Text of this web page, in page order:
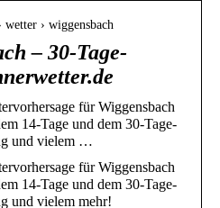
› wiggensbach
– 30-Tage-
für Wiggensbach
14-Tage und dem 30-Tage-
und vielem …
für Wiggensbach
14-Tage und dem 30-Tage-
und vielem mehr!